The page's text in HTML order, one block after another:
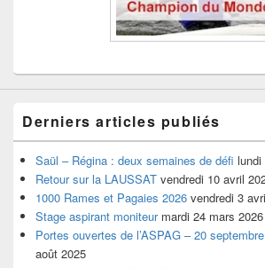
Derniers articles publiés
Saül – Régina : deux semaines de défi lundi
Retour sur la LAUSSAT vendredi 10 avril
1000 Rames et Pagaies 2026 vendredi 3
Stage aspirant moniteur mardi 24 mars 2026
Portes ouvertes de l’ASPAG – 20
août 2025